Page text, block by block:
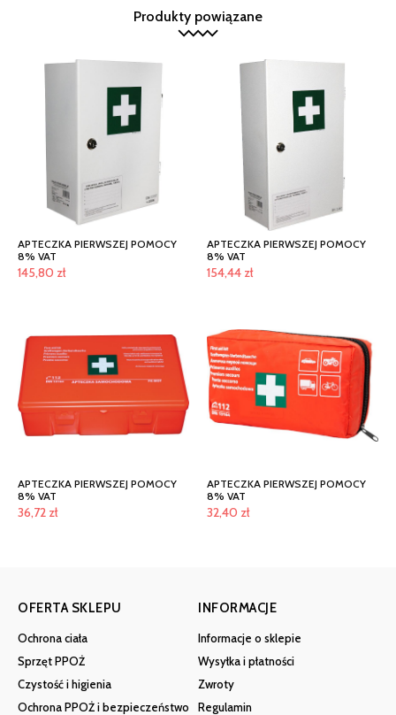
Produkty powiązane
APTECZKA PIERWSZEJ POMOCY
8% VAT
145,80 zł
APTECZKA PIERWSZEJ POMOCY
8% VAT
154,44 zł
APTECZKA PIERWSZEJ POMOCY
8% VAT
36,72 zł
APTECZKA PIERWSZEJ POMOCY
8% VAT
32,40 zł
OFERTA SKLEPU
Ochrona ciała
Sprzęt PPOŻ
Czystość i higienia
Ochrona PPOŻ i bezpieczeństwo
INFORMACJE
Informacje o sklepie
Wysyłka i płatności
Zwroty
Regulamin